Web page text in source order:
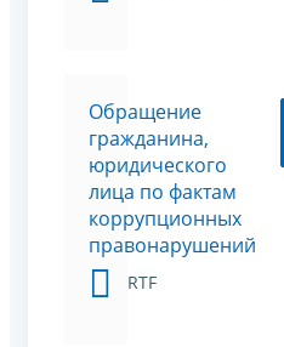
Обращение
гражданина,
юридического
лица по фактам
коррупционных
правонарушений
RTF